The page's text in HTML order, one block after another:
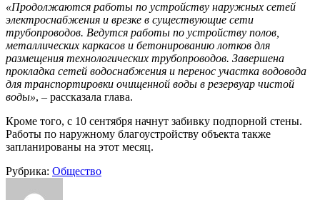
«Продолжаются работы по устройству наружных сетей
электроснабжения и врезке в существующие сети
трубопроводов. Ведутся работы по устройству полов,
металлических каркасов и бетонированию лотков для
размещения технологических трубопроводов. Завершена
прокладка сетей водоснабжения и перенос участка водовода
для транспортировки очищенной воды в резервуар чистой
воды», – рассказала глава.
Кроме того, с 10 сентября начнут забивку подпорной стены.
Работы по наружному благоустройству объекта также
запланированы на этот месяц.
Рубрика: Общество